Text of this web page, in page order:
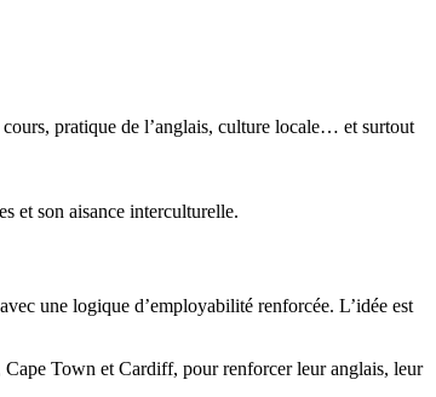
pratique de l’anglais, culture locale… et surtout
et son aisance interculturelle.
une logique d’employabilité renforcée. L’idée est
Town et Cardiff, pour renforcer leur anglais, leur